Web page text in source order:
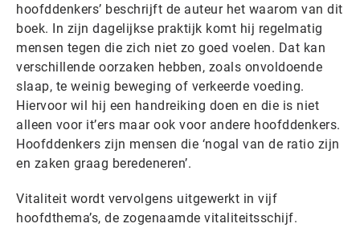
hoofddenkers’ beschrijft de auteur het waarom van dit
boek. In zijn dagelijkse praktijk komt hij regelmatig
mensen tegen die zich niet zo goed voelen. Dat kan
verschillende oorzaken hebben, zoals onvoldoende
slaap, te weinig beweging of verkeerde voeding.
Hiervoor wil hij een handreiking doen en die is niet
alleen voor it’ers maar ook voor andere hoofddenkers.
Hoofddenkers zijn mensen die ‘nogal van de ratio zijn
en zaken graag beredeneren’.
Vitaliteit wordt vervolgens uitgewerkt in vijf
hoofdthema’s, de zogenaamde vitaliteitsschijf.